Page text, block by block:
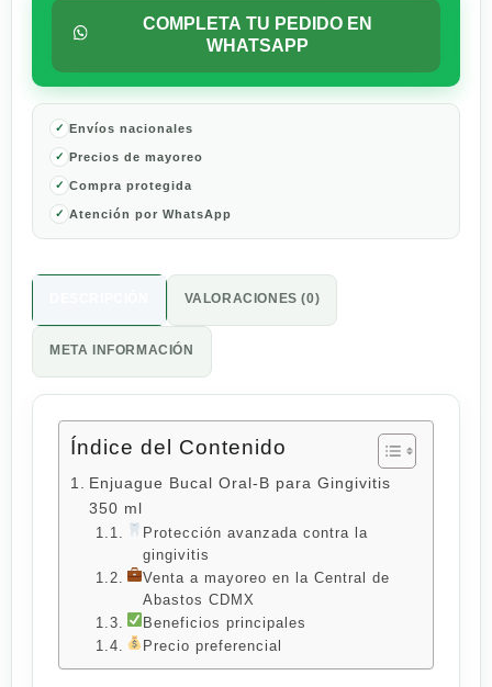
cantidad
COMPLETA TU PEDIDO EN
WHATSAPP
Envíos nacionales
Precios de mayoreo
Compra protegida
Atención por WhatsApp
VALORACIONES (0)
META INFORMACIÓN
Índice del Contenido
Enjuague Bucal Oral-B para Gingivitis
350 ml
Protección avanzada contra la
gingivitis
Venta a mayoreo en la Central de
Abastos CDMX
Beneficios principales
Precio preferencial